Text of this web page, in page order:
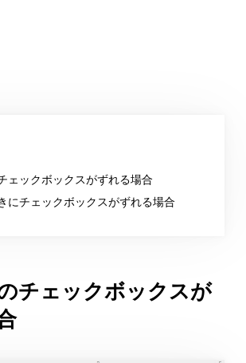
ェックボックスがずれる場合
にチェックボックスがずれる場合
チェックボックスが